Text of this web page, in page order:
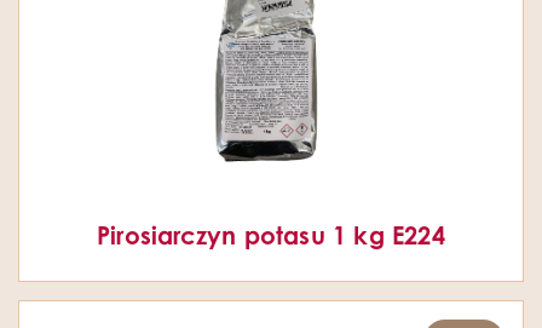
Pirosiarczyn potasu 1 kg E224